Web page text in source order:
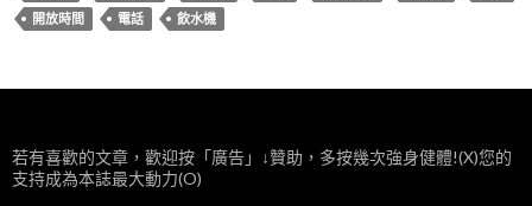
開放時間
電話 飲水機
若有喜歡的文章，歡迎按「廣告」↓贊助，多按幾次強身健體!(X)您的
支持成為本誌最大動力(O)